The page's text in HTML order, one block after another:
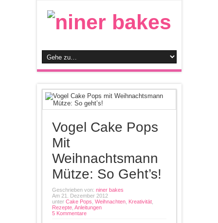
Vogel Cake Pops
Mit
Weihnachtsmann
Mütze: So Geht’s!
Geschrieben von: niner bakes
Am 21. Dezember 2012
unter Cake Pops Weihnachten, Kreativität,
Rezepte, Anleitungen
5 Kommentare